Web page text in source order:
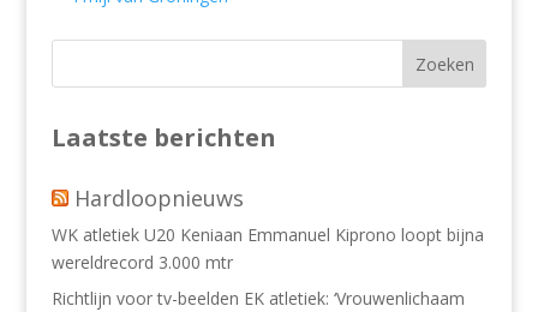
Laatste berichten
Hardloopnieuws
WK atletiek U20 Keniaan Emmanuel Kiprono loopt bijna
wereldrecord 3.000 mtr
Richtlijn voor tv-beelden EK atletiek: ‘Vrouwenlichaam